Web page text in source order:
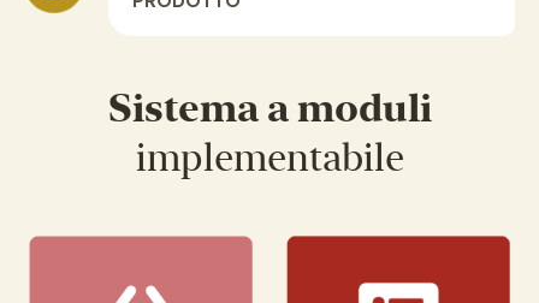
Sistema a moduli
implementabile